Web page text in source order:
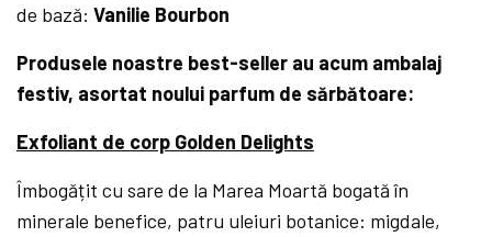
de bază:Vanilie Bourbon
Produsele noastre best-seller au acum ambalaj
festiv, asortat noului parfum de sărbătoare:
Exfoliant de corp Golden Delights
Îmbogățit cu sare de la Marea Moartă bogată în
minerale benefice, patru uleiuri botanice: migdale,